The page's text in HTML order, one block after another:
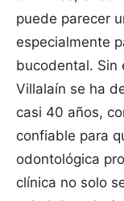
puede parecer
especialmente
bucodental. Sin
Villalaín se ha
casi 40 años,
confiable para
odontológica
clínica no solo